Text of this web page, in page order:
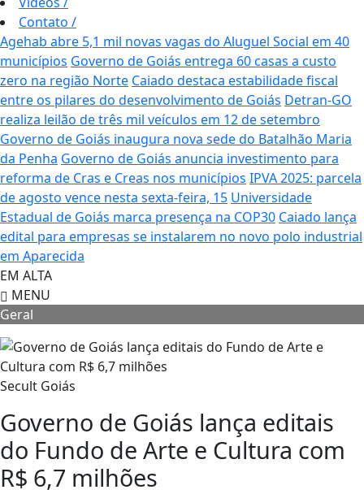
Contato /
Agehab abre 5,1 mil novas vagas do Aluguel Social em 40
municípios Governo de Goiás entrega 60 casas a custo
zero na região Norte Caiado destaca estabilidade fiscal
entre os pilares do desenvolvimento de Goiás Detran-GO
realiza leilão de três mil veículos em 12 de setembro
Governo de Goiás inaugura nova sede do Batalhão Maria
da Penha Governo de Goiás anuncia investimento para
reforma de Cras e Creas nos municípios IPVA 2025: parcela
de agosto vence nesta sexta-feira, 15 Universidade
Estadual de Goiás marca presença na COP30 Caiado lança
edital para empresas se instalarem no novo polo industrial
em Aparecida
EM ALTA
MENU
Geral
Secult Goiás
Governo de Goiás lança editais
do Fundo de Arte e Cultura com
R$ 6,7 milhões